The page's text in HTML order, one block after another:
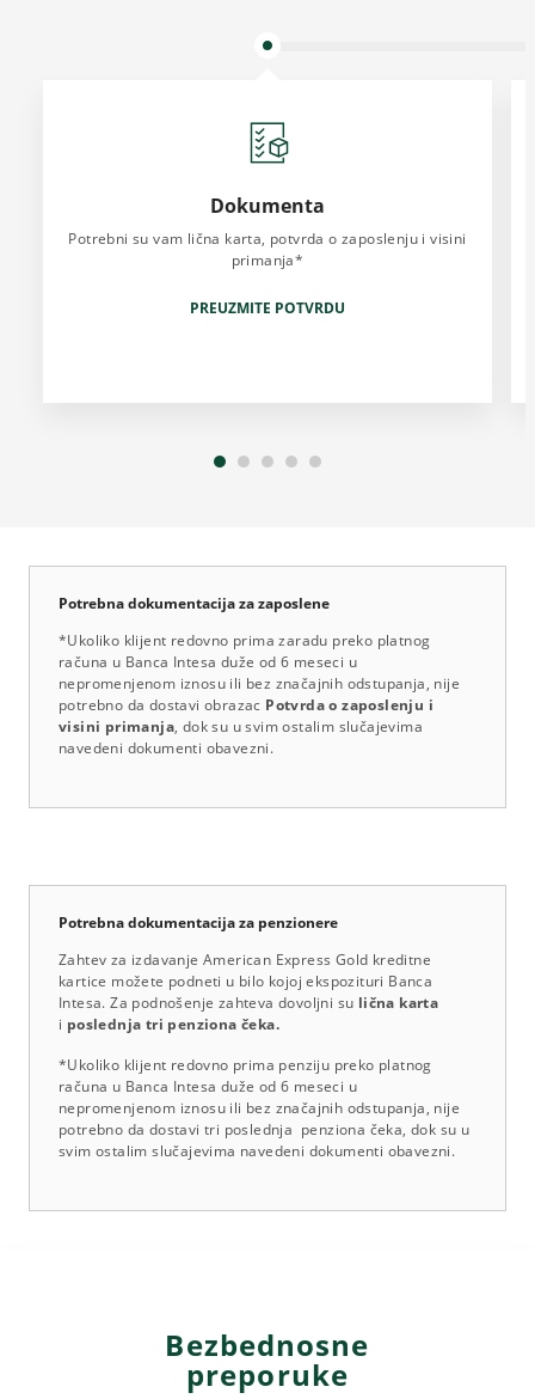
Dokumenta
Potrebni su vam lična karta, potvrda o zaposlenju i visini
primanja*
PREUZMITE POTVRDU
Potrebna dokumentacija za zaposlene
*Ukoliko klijent redovno prima zaradu preko platnog
računa u Banca Intesa duže od 6 meseci u
nepromenjenom iznosu ili bez značajnih odstupanja, nije
potrebno da dostavi obrazac Potvrda o zaposlenju i
visini primanja, dok su u svim ostalim slučajevima
navedeni dokumenti obavezni.
Potrebna dokumentacija za penzionere
Zahtev za izdavanje American Express Gold kreditne
kartice možete podneti u bilo kojoj ekspozituri Banca
Intesa. Za podnošenje zahteva dovoljni su lična karta
i poslednja tri penziona čeka.
*Ukoliko klijent redovno prima penziju preko platnog
računa u Banca Intesa duže od 6 meseci u
nepromenjenom iznosu ili bez značajnih odstupanja, nije
potrebno da dostavi tri poslednja penziona čeka, dok su u
svim ostalim slučajevima navedeni dokumenti obavezni.
Bezbednosne
preporuke